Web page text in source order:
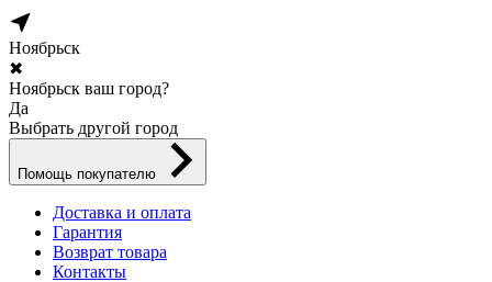
Ноябрьск
✖
Ноябрьск ваш город?
Да
Выбрать другой город
Помощь покупателю
Доставка и оплата
Гарантия
Возврат товара
Контакты